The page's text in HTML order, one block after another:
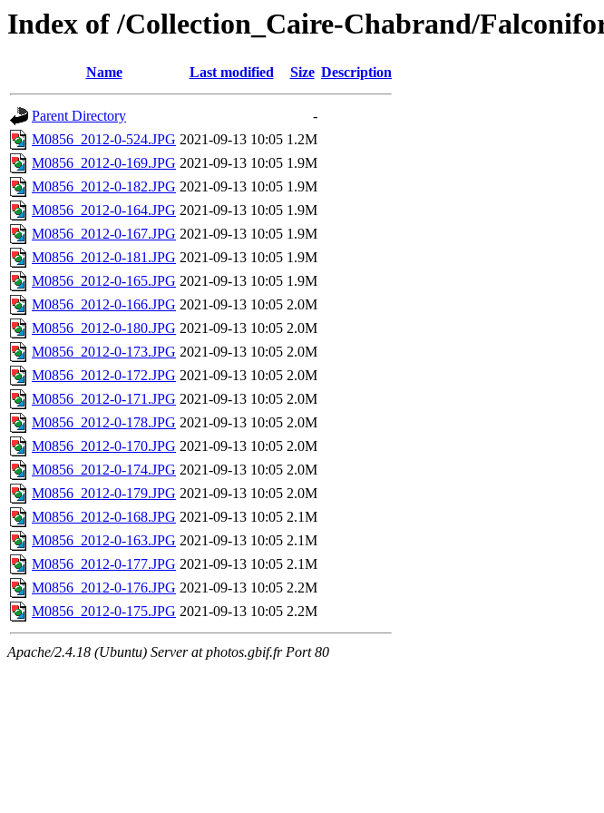
Index of /Collection_Caire-Chabrand/
Name Last modified Size Description
Parent Directory
-
M0856_2012-0-524.JPG 2021-09-13 10:05 1.2M
M0856_2012-0-169.JPG 2021-09-13 10:05 1.9M
M0856_2012-0-182.JPG 2021-09-13 10:05 1.9M
M0856_2012-0-164.JPG 2021-09-13 10:05 1.9M
M0856_2012-0-167.JPG 2021-09-13 10:05 1.9M
M0856_2012-0-181.JPG 2021-09-13 10:05 1.9M
M0856_2012-0-165.JPG 2021-09-13 10:05 1.9M
M0856_2012-0-166.JPG 2021-09-13 10:05 2.0M
M0856_2012-0-180.JPG 2021-09-13 10:05 2.0M
M0856_2012-0-173.JPG 2021-09-13 10:05 2.0M
M0856_2012-0-172.JPG 2021-09-13 10:05 2.0M
M0856_2012-0-171.JPG 2021-09-13 10:05 2.0M
M0856_2012-0-178.JPG 2021-09-13 10:05 2.0M
M0856_2012-0-170.JPG 2021-09-13 10:05 2.0M
M0856_2012-0-174.JPG 2021-09-13 10:05 2.0M
M0856_2012-0-179.JPG 2021-09-13 10:05 2.0M
M0856_2012-0-168.JPG 2021-09-13 10:05 2.1M
M0856_2012-0-163.JPG 2021-09-13 10:05 2.1M
M0856_2012-0-177.JPG 2021-09-13 10:05 2.1M
M0856_2012-0-176.JPG 2021-09-13 10:05 2.2M
M0856_2012-0-175.JPG 2021-09-13 10:05 2.2M
Apache/2.4.18 (Ubuntu) Server at photos.gbif.fr Port 80